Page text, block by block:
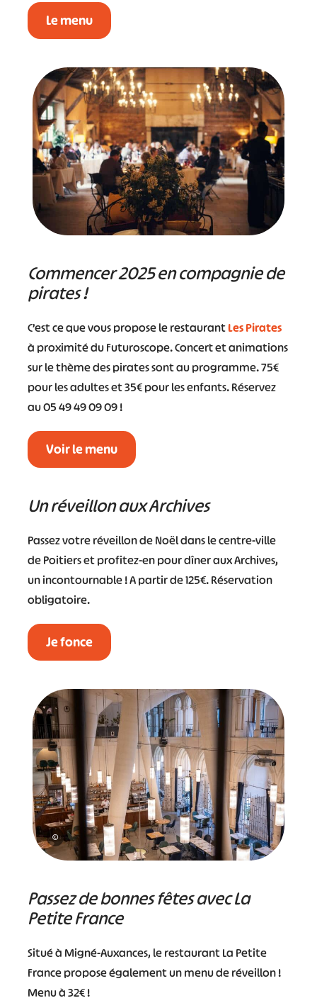
Le menu
Commencer 2025 en compagnie de
pirates !
C’est ce que vous propose le restaurantLes Pirates
à proximité du Futuroscope. Concert et animations
sur le thème des pirates sont au programme. 75€
pour les adultes et 35€ pour les enfants. Réservez
au 05 49 49 09 09 !
Voir le menu
Un réveillon aux Archives
Passez votre réveillon de Noël dans le centre-ville
de Poitiers et profitez-en pour dîner aux Archives,
un incontournable ! A partir de 125€. Réservation
obligatoire.
Je fonce
©
Passez de bonnes fêtes avec La
Petite France
Situé à Migné-Auxances, le restaurant La Petite
France propose également un menu de réveillon !
Menu à 32€ !